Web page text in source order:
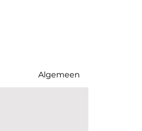
Algemeen